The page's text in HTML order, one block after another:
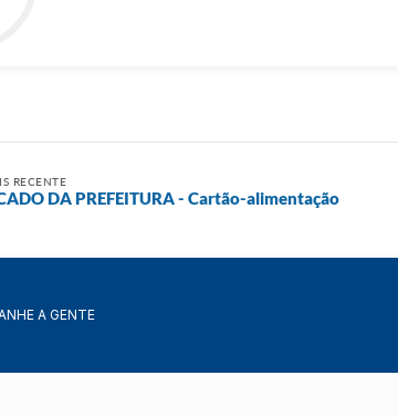
RECENTE
DA PREFEITURA - Cartão-alimentação
A GENTE